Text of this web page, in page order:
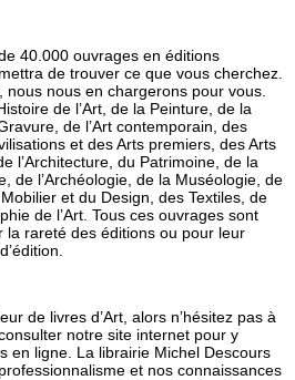
40.000 ouvrages en éditions
de trouver ce que vous cherchez.
nous nous en chargerons pour vous.
de l’Art, de la Peinture, de la
de l’Art contemporain, des
et des Arts premiers, des Arts
l’Architecture, du Patrimoine, de la
de l’Archéologie, de la Muséologie, de
et du Design, des Textiles, de
de l’Art. Tous ces ouvrages sont
la rareté des éditions ou pour leur
de livres d’Art, alors n’hésitez pas à
notre site internet pour y
en ligne. La librairie Michel Descours
et nos connaissances